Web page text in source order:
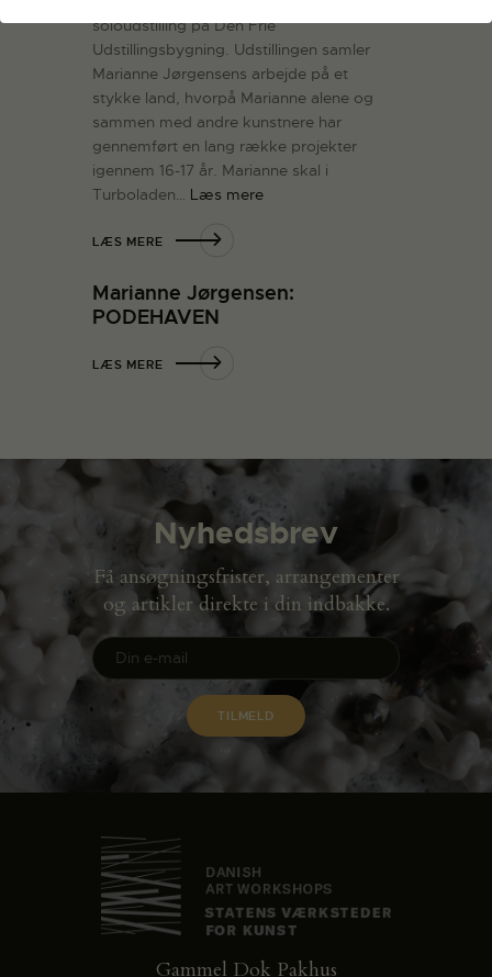
soloudstilling på Den Frie
Udstillingsbygning. Udstillingen samler
Marianne Jørgensens arbejde på et
stykke land, hvorpå Marianne alene og
sammen med andre kunstnere har
gennemført en lang række projekter
igennem 16-17 år. Marianne skal i
Turboladen… Læs mere
LÆS MERE
Marianne Jørgensen:
PODEHAVEN
LÆS MERE
Nyhedsbrev
Få ansøgningsfrister, arrangementer
og artikler direkte i din indbakke.
Gammel Dok Pakhus